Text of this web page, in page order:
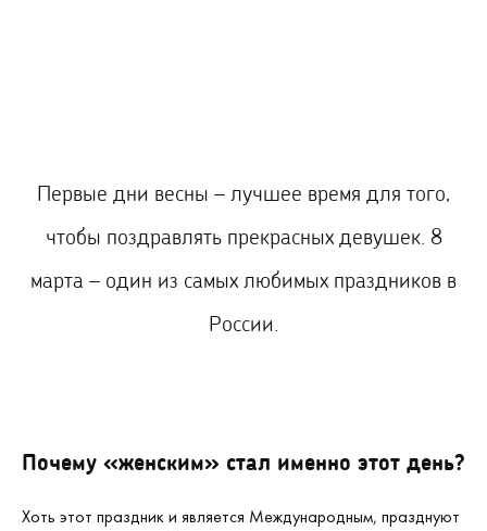
Первые дни весны – лучшее время для того,
чтобы поздравлять прекрасных девушек. 8
марта – один из самых любимых праздников в
России.
Почему «женским» стал именно этот день?
Хоть этот праздник и является Международным, празднуют